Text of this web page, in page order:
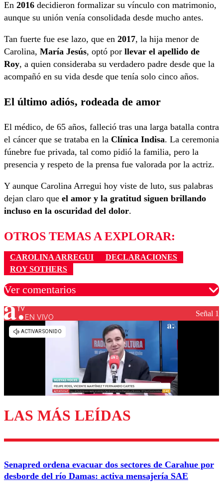
En 2016 decidieron formalizar su vínculo con matrimonio,
aunque su unión venía consolidada desde mucho antes.
Tan fuerte fue ese lazo, que en 2017, la hija menor de
Carolina, María Jesús, optó por llevar el apellido de
Roy, a quien consideraba su verdadero padre desde que la
acompañó en su vida desde que tenía solo cinco años.
El último adiós, rodeada de amor
El médico, de 65 años, falleció tras una larga batalla contra
el cáncer que se trataba en la Clínica Indisa. La ceremonia
fúnebre fue privada, tal como pidió la familia, pero la
presencia y respeto de la prensa fue valorada por la actriz.
Y aunque Carolina Arregui hoy viste de luto, sus palabras
dejan claro que el amor y la gratitud siguen brillando
incluso en la oscuridad del dolor.
OTROS TEMAS A EXPLORAR:
CAROLINA ARREGUI
DECLARACIONES
ROY SOTHERS
Ver comentarios
Los comentarios son moderados para garantizar un
diálogo respetuoso.
Enviar comentario
EN VIVO Señal 1
LAS MÁS LEÍDAS
Senapred ordena evacuar dos sectores de Carahue por
desborde del río Damas: activa mensajería SAE